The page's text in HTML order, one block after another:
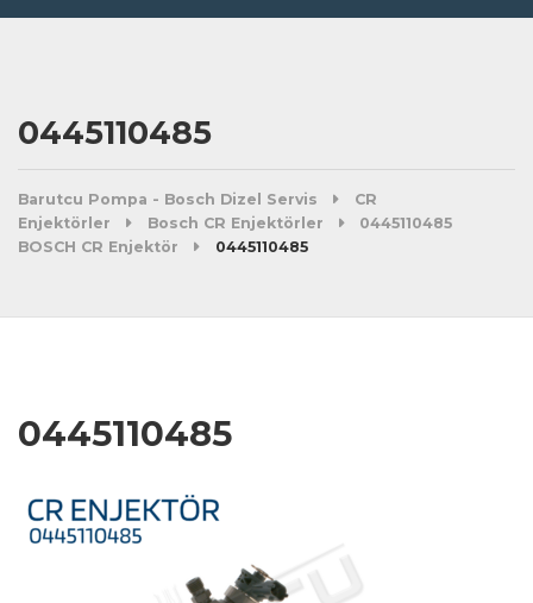
0445110485
Barutcu Pompa - Bosch Dizel Servis
CR
Enjektörler
Bosch CR Enjektörler
0445110485
BOSCH CR Enjektör
0445110485
0445110485